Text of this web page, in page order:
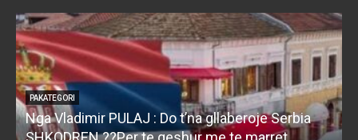
PAKATEGORI
Nga Vladimir PULAJ : Do t’na gllaberoje Serbia